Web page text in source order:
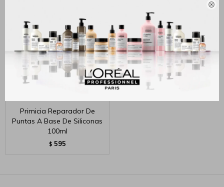

Primicia Reparador De
Puntas A Base De Siliconas
100ml
$ 595